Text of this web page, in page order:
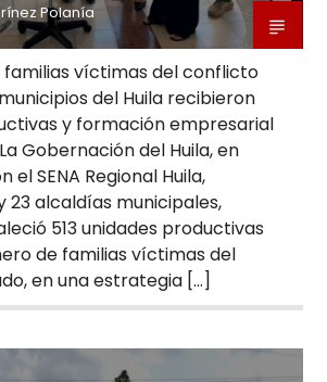
Polanía
familias víctimas del conflicto
del Huila recibieron
y formación empresarial
Gobernación del Huila, en
el SENA Regional Huila,
23 alcaldías municipales,
513 unidades productivas
de familias víctimas del
en una estrategia […]